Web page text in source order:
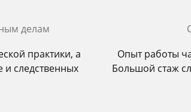
делам
практики, а
и следственных
Опыт работы
Большой стаж